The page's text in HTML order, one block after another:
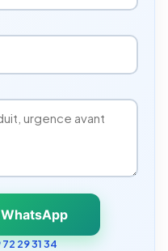
72 29 31 34